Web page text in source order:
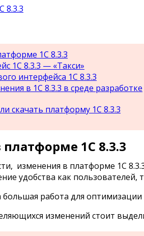
1С 8.3.3
1С 8.3.3 — «Такси»
интерфейса 1С 8.3.3
в 1С 8.3.3 в среде разработке
скачать платформу 1С 8.3.3
1С 8.3.3
изменения в платформе 1C
удобства как пользователей,
работа для оптимизации
изменений стоит